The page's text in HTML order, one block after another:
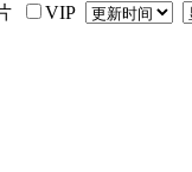
VIP